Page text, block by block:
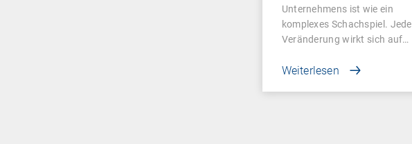
Unternehmens ist wie ein
komplexes Schachspiel. Jede
Veränderung wirkt sich auf…
Weiterlesen